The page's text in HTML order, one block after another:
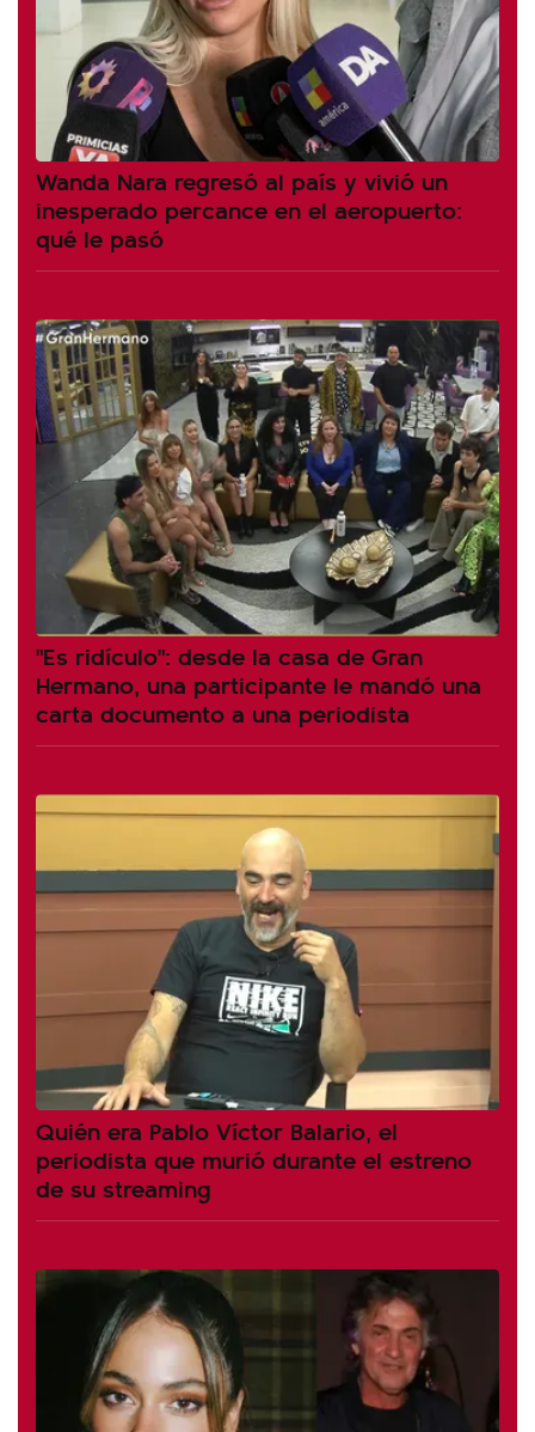
Wanda Nara regresó al país y vivió un
inesperado percance en el aeropuerto:
qué le pasó
"Es ridículo": desde la casa de Gran
Hermano, una participante le mandó una
carta documento a una periodista
Quién era Pablo Víctor Balario, el
periodista que murió durante el estreno
de su streaming